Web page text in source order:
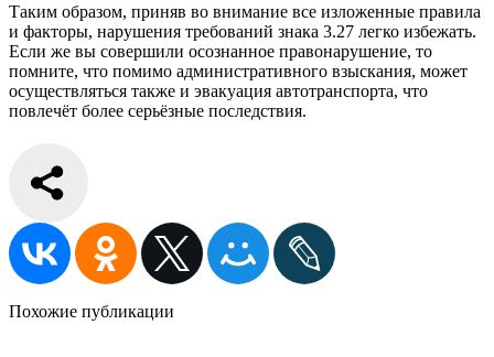
Таким образом, приняв во внимание все изложенные правила
и факторы, нарушения требований знака 3.27 легко избежать.
Если же вы совершили осознанное правонарушение, то
помните, что помимо административного взыскания, может
осуществляться также и эвакуация автотранспорта, что
повлечёт более серьёзные последствия.
Похожие публикации